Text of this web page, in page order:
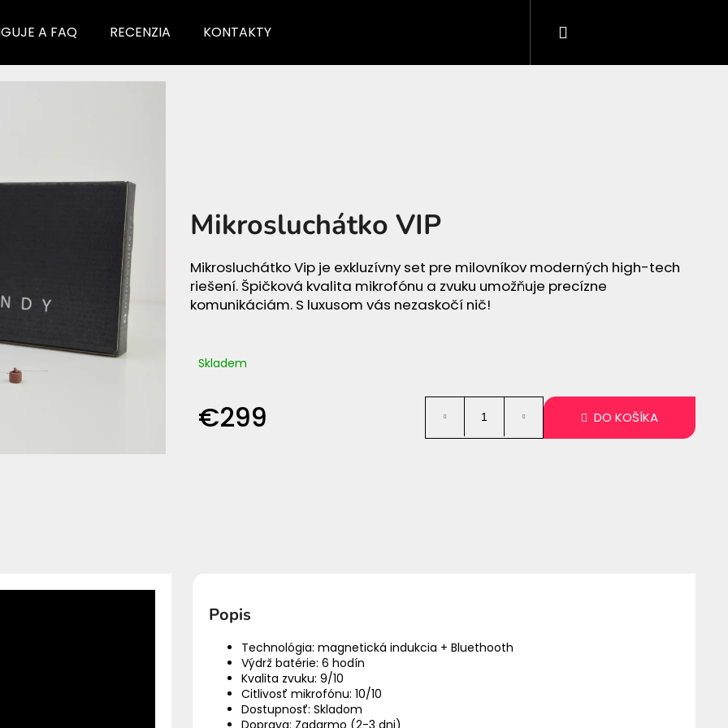
A FAQ RECENZIA KONTAKTY Prihlásenie
Mikrosluchátko VIP
Mikrosluchátko Vip je exkluzívny set pre milovníkov moderných high-tech
riešení. Špičková kvalita mikrofónu a zvuku umožňuje precízne
komunikáciám. S luxusom vás nezaskočí nič!
Skladem
€299 DO KOŠÍKA
Popis
Technológia: magnetická indukcia + Bluethooth
Výdrž batérie: 6 hodín
Kvalita zvuku: 9/10
Citlivosť mikrofónu: 10/10
Dostupnosť: Skladom
Doprava: Zadarmo (2-3 dni)
Čo potrebujete nájsť?
Odporúčame
PROFI